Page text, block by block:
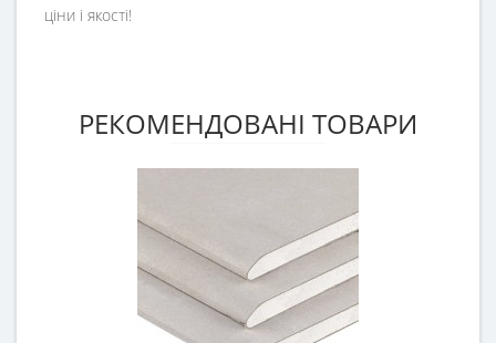
ціни і якості!
РЕКОМЕНДОВАНІ ТОВАРИ